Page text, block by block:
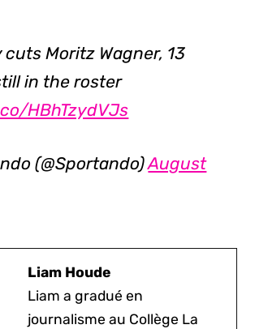
cuts Moritz Wagner, 13
in the roster
HBhTzydVJs
(@Sportando)August
Liam Houde
Liam a gradué en
journalisme au Collège La